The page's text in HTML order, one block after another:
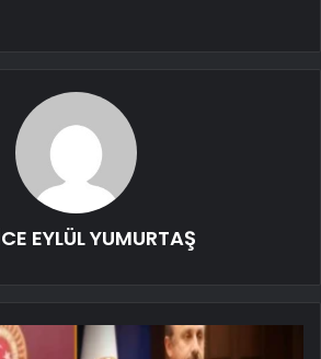
EYLÜL YUMURTAŞ